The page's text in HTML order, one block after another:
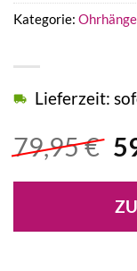
79,95€
Lieferzeit:
Kategorie: